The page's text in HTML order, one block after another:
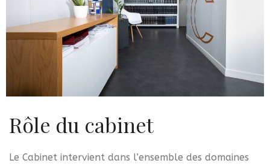
Rôle du cabinet
Le Cabinet intervient dans l’ensemble des domaines